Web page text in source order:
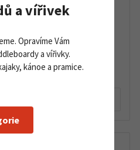
RMX 96
a vířivek
Opravíme Vám
a vířivky.
kánoe a pramice.